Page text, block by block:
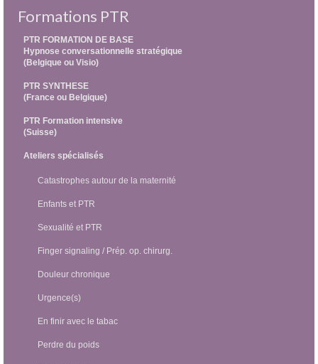
Formations PTR
PTR FORMATION DE BASE
Hypnose conversationnelle stratégique
(Belgique ou Visio)
PTR SYNTHESE
(France ou Belgique)
PTR Formation intensive
(Suisse)
Ateliers spécialisés
Catastrophes autour de la maternité
Enfants et PTR
Sexualité et PTR
Finger signaling / Prép. op. chirurg.
Douleur chronique
Urgence(s)
En finir avec le tabac
Perdre du poids